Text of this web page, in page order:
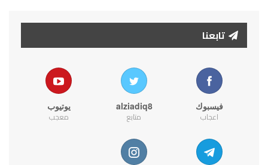
تابعنا
فيسبوك
اعجاب
alziadiq8
متابع
يوتيوب
معجب